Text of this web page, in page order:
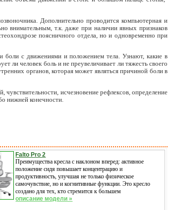
Дополнительно проводится компьютерная и
внимательным, т.к. даже при наличии явных признаков
поясничного отдела, но и одновременно при
с движениями и положением тела. Узнают, какие в
ли человек боль и не преувеличивает ли тяжесть своего
органов, которая может являться причиной боли в
исчезновение рефлексов, определение
нижней конечности.
Falto Pro 2
Преимущества кресла с наклоном вперед: активное
положение сидя повышает концентрацию и
продуктивность, улучшая не только физическое
самочувствие, но и когнитивные функции. Это кресло
создано для тех, кто стремится к большем
описание модели »